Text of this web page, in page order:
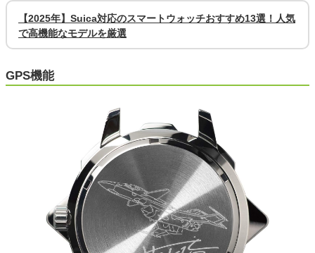
【2025年】Suica対応のスマートウォッチおすすめ13選！人気
で高機能なモデルを厳選
GPS機能